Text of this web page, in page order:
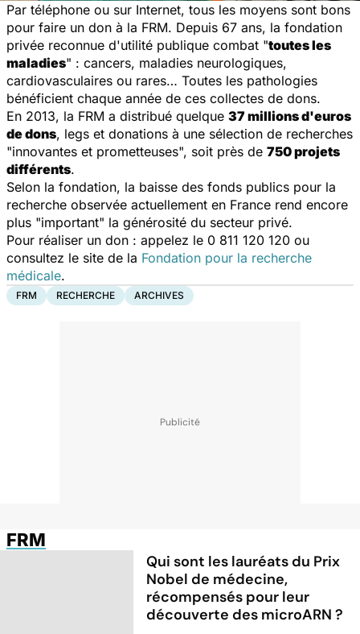
Par téléphone ou sur Internet, tous les moyens sont bons
pour faire un don à la FRM. Depuis 67 ans, la fondation
privée reconnue d'utilité publique combat "toutes les
maladies" : cancers, maladies neurologiques,
cardiovasculaires ou rares… Toutes les pathologies
bénéficient chaque année de ces collectes de dons.
En 2013, la FRM a distribué quelque 37 millions d'euros
de dons, legs et donations à une sélection de recherches
"innovantes et prometteuses", soit près de 750 projets
différents.
Selon la fondation, la baisse des fonds publics pour la
recherche observée actuellement en France rend encore
plus "important" la générosité du secteur privé.
Pour réaliser un don : appelez le 0 811 120 120 ou
consultez le site de la Fondation pour la recherche
médicale.
FRM RECHERCHE ARCHIVES
FRM
Qui sont les lauréats du Prix
Nobel de médecine,
récompensés pour leur
découverte des microARN ?